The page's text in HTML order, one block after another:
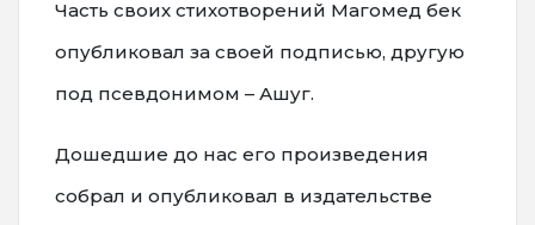
Часть своих стихотворений Магомед бек
опубликовал за своей подписью, другую
под псевдонимом – Ашуг.
Дошедшие до нас его произведения
собрал и опубликовал в издательстве